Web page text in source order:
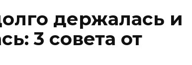
держалась и
3 совета от